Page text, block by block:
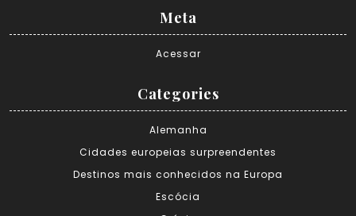
Meta
Acessar
Categories
Alemanha
Cidades europeias surpreendentes
Destinos mais conhecidos na Europa
Escócia